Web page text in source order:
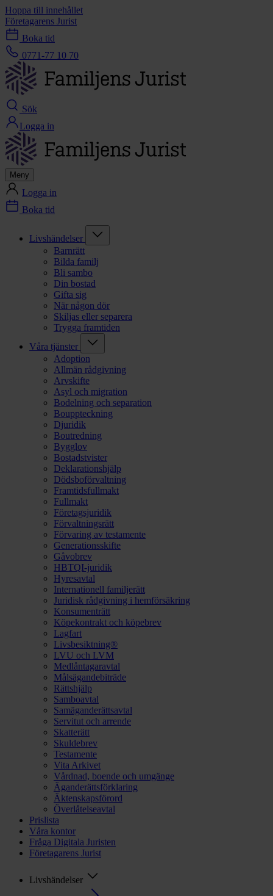
Hoppa till innehållet
Företagarens Jurist
Boka tid
0771-77 10 70
Sök
Logga in
Meny
Logga in
Boka tid
Livshändelser
Barnrätt
Bilda familj
Bli sambo
Din bostad
Gifta sig
När någon dör
Skiljas eller separera
Trygga framtiden
Våra tjänster
Adoption
Allmän rådgivning
Arvskifte
Asyl och migration
Bodelning och separation
Bouppteckning
Djuridik
Boutredning
Bygglov
Bostadstvister
Deklarationshjälp
Dödsboförvaltning
Framtidsfullmakt
Fullmakt
Företagsjuridik
Förvaltningsrätt
Förvaring av testamente
Generationsskifte
Gåvobrev
HBTQI-juridik
Hyresavtal
Internationell familjerätt
Juridisk rådgivning i hemförsäkring
Konsumenträtt
Köpekontrakt och köpebrev
Lagfart
Livsbesiktning®
LVU och LVM
Medlåntagaravtal
Målsägandebiträde
Rättshjälp
Samboavtal
Samäganderättsavtal
Servitut och arrende
Skatterätt
Skuldebrev
Testamente
Vita Arkivet
Vårdnad, boende och umgänge
Äganderättsförklaring
Äktenskapsförord
Överlåtelseavtal
Prislista
Våra kontor
Fråga Digitala Juristen
Företagarens Jurist
Livshändelser